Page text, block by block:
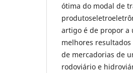
ótima do modal de
artigo é de propor a
melhores
de mercadorias de
rodoviário e